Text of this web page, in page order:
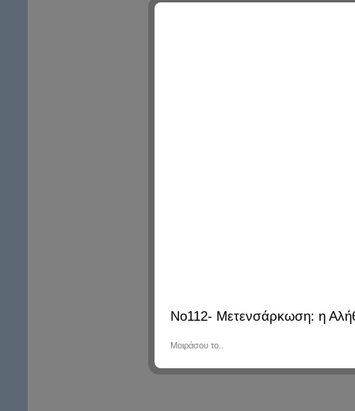
No112- Μετενσάρκωση: η
Μοιράσου το..